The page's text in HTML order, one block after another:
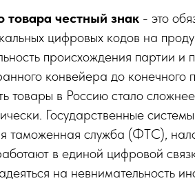
честный знак - это
цифровых кодов на
происхождения партии и
конвейера до конечного
товары в Россию стало
Государственные
служба (ФТС),
в единой цифровой
на невнимательность